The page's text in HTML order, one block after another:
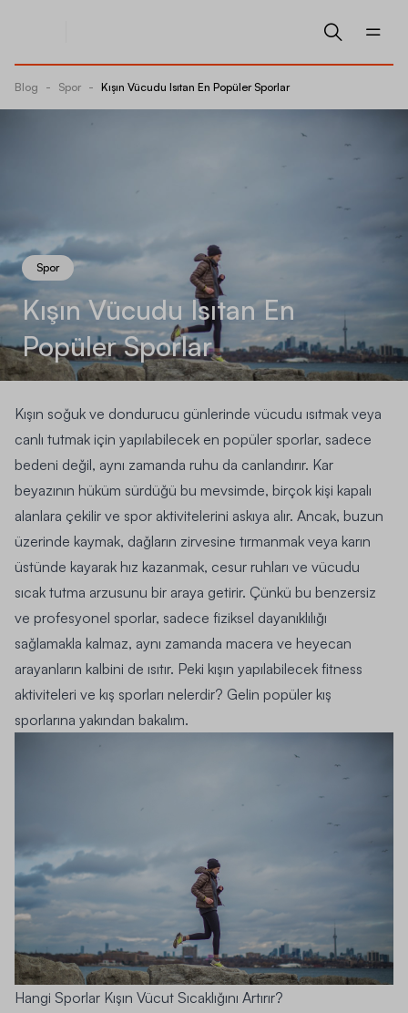
Blog - Spor - Kışın Vücudu Isıtan En Popüler Sporlar
Spor
Kışın Vücudu Isıtan En
Popüler Sporlar
Kışın soğuk ve dondurucu günlerinde vücudu ısıtmak veya
canlı tutmak için yapılabilecek en popüler sporlar, sadece
bedeni değil, aynı zamanda ruhu da canlandırır. Kar
beyazının hüküm sürdüğü bu mevsimde, birçok kişi kapalı
alanlara çekilir ve spor aktivitelerini askıya alır. Ancak, buzun
üzerinde kaymak, dağların zirvesine tırmanmak veya karın
üstünde kayarak hız kazanmak, cesur ruhları ve vücudu
sıcak tutma arzusunu bir araya getirir. Çünkü bu benzersiz
ve profesyonel sporlar, sadece fiziksel dayanıklılığı
sağlamakla kalmaz, aynı zamanda macera ve heyecan
arayanların kalbini de ısıtır. Peki kışın yapılabilecek fitness
aktiviteleri ve kış sporları nelerdir? Gelin popüler kış
sporlarına yakından bakalım.
Hangi Sporlar Kışın Vücut Sıcaklığını Artırır?